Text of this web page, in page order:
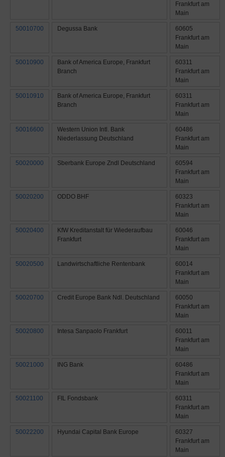
Frankfurt am
Main
50010700 Degussa Bank
60605
Frankfurt am
Main
50010900
Bank of America Europe, Frankfurt
Branch
60311
Frankfurt am
Main
50010910
Bank of America Europe, Frankfurt
Branch
60311
Frankfurt am
Main
50016600
Western Union Intl. Bank
Niederlassung Deutschland
60486
Frankfurt am
Main
50020000 Sberbank Europe Zndl Deutschland
60594
Frankfurt am
Main
50020200 ODDO BHF
60323
Frankfurt am
Main
50020400
KfW Kreditanstalt für Wiederaufbau
Frankfurt
60046
Frankfurt am
Main
50020500 Landwirtschaftliche Rentenbank
60014
Frankfurt am
Main
50020700 Credit Europe Bank Ndl. Deutschland
60050
Frankfurt am
Main
50020800 Intesa Sanpaolo Frankfurt
60011
Frankfurt am
Main
50021000 ING Bank
60486
Frankfurt am
Main
50021100 FIL Fondsbank
60311
Frankfurt am
Main
50022200 Hyundai Capital Bank Europe
60327
Frankfurt am
Main